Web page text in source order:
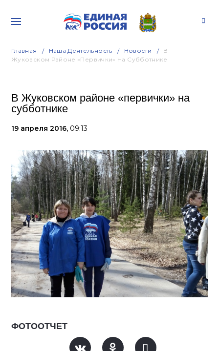
Главная Наша Деятельность Новости
В
Жуковском Районе «первички» На Субботнике
В Жуковском районе «первички» на
субботнике
19 апреля 2016, 09:13
ФОТООТЧЕТ